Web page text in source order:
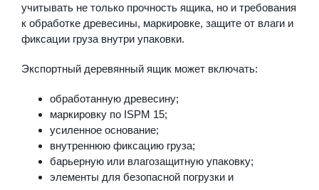
учитывать не только прочность ящика, но и требования
к обработке древесины, маркировке, защите от влаги и
фиксации груза внутри упаковки.
Экспортный деревянный ящик может включать:
обработанную древесину;
маркировку по ISPM 15;
усиленное основание;
внутреннюю фиксацию груза;
барьерную или влагозащитную упаковку;
элементы для безопасной погрузки и